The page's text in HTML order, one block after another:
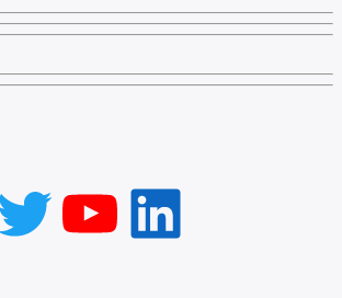
Twitter
YouTube
LinkedIn